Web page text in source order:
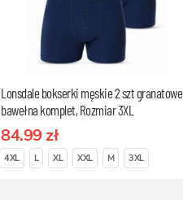
Lonsdale bokserki męskie 2 szt granatowe
bawełna komplet, Rozmiar 3XL
84.99 zł
4XL L XL XXL M 3XL